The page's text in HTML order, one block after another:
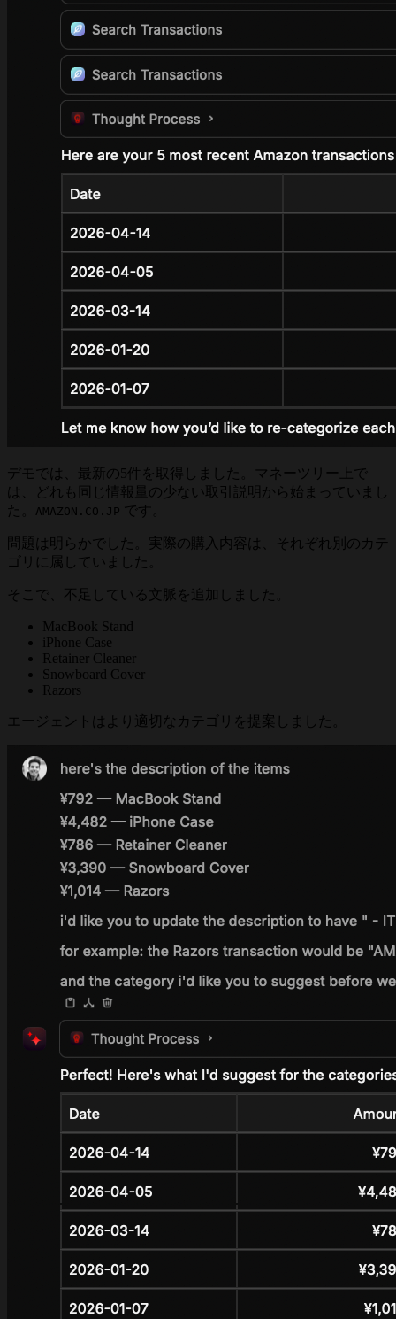
デモでは、最新の5件を取得しました。マネーツリー上で
は、どれも同じ情報量の少ない取引説明から始まっていまし
た。
AMAZON.CO.JP です。
問題は明らかでした。実際の購入内容は、それぞれ別のカテ
ゴリに属していました。
そこで、不足している文脈を追加しました。
MacBook Stand
iPhone Case
Retainer Cleaner
Snowboard Cover
Razors
エージェントはより適切なカテゴリを提案しました。